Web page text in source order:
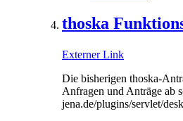
thoska
Externer Link
Die bisherigen thoska-
Anfragen und Anträge ab
jena.de/plugins/servlet/